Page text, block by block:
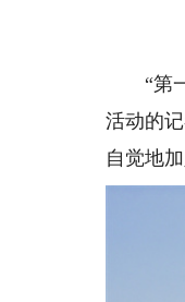
“第一
活动的
自觉地